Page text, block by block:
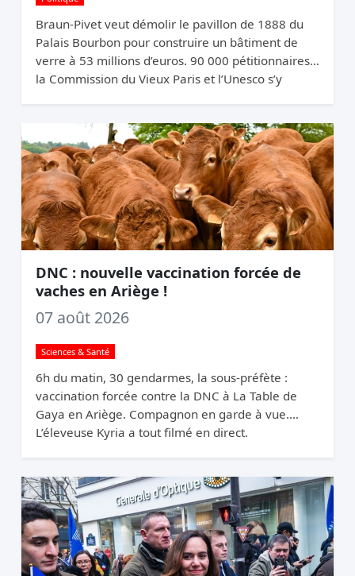
Braun-Pivet veut démolir le pavillon de 1888 du
Palais Bourbon pour construire un bâtiment de
verre à 53 millions d’euros. 90 000 pétitionnaires,
la Commission du Vieux Paris et l’Unesco s’y
DNC : nouvelle vaccination forcée de
vaches en Ariège !
07 août 2026
Sciences & Santé
6h du matin, 30 gendarmes, la sous-préfète :
vaccination forcée contre la DNC à La Table de
Gaya en Ariège. Compagnon en garde à vue.
L’éleveuse Kyria a tout filmé en direct.